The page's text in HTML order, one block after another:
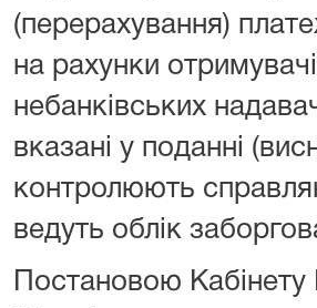
(перерахування)
на рахунки
небанківських
вказані у поданні
контролюють
ведуть облік
Постановою Кабінету